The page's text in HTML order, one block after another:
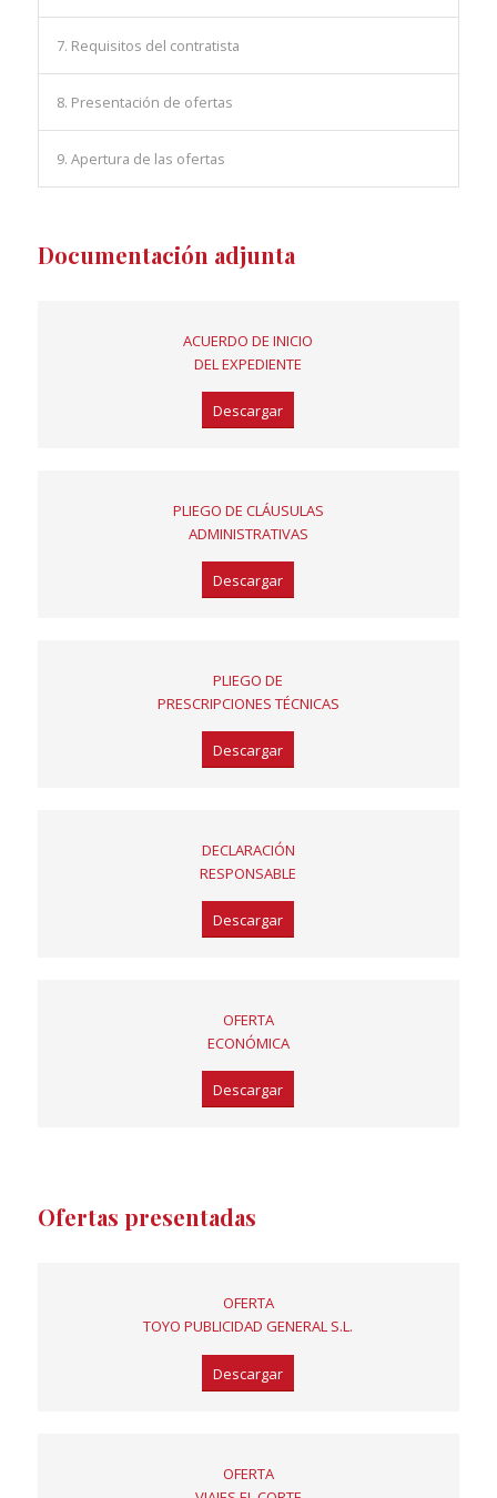
7. Requisitos del contratista
8. Presentación de ofertas
9. Apertura de las ofertas
Documentación adjunta
ACUERDO DE INICIO
DEL EXPEDIENTE
Descargar
PLIEGO DE CLÁUSULAS
ADMINISTRATIVAS
Descargar
PLIEGO DE
PRESCRIPCIONES TÉCNICAS
Descargar
DECLARACIÓN
RESPONSABLE
Descargar
OFERTA
ECONÓMICA
Descargar
Ofertas presentadas
OFERTA
TOYO PUBLICIDAD GENERAL S.L.
Descargar
OFERTA